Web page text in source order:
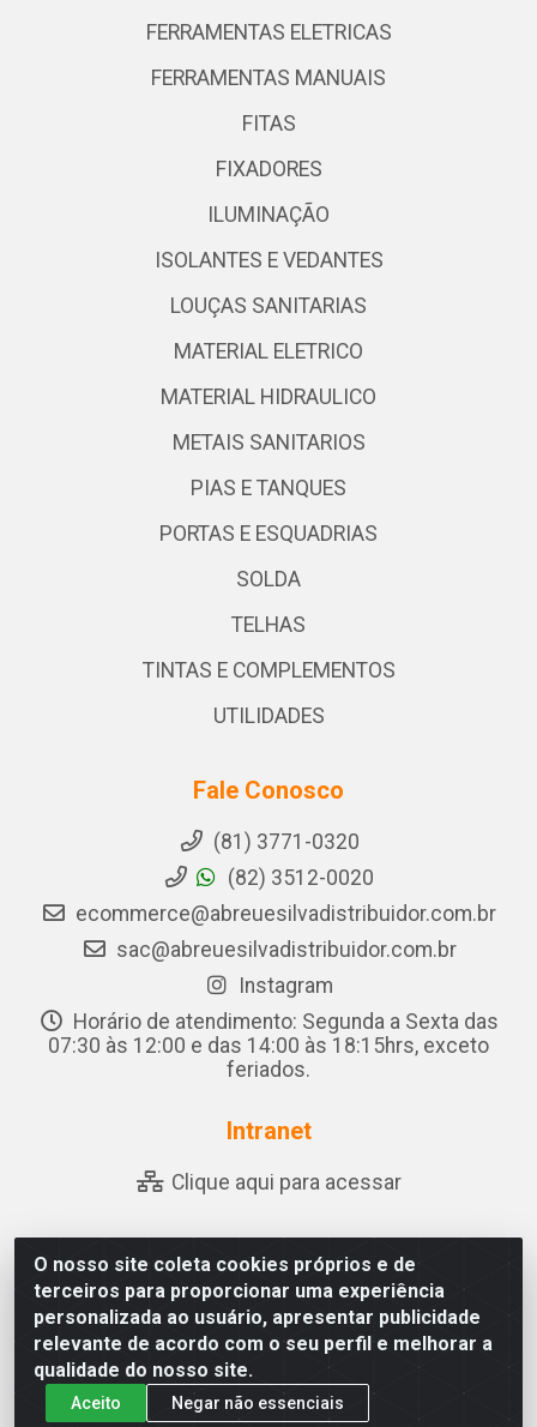
O nosso site coleta cookies próprios e de
terceiros para proporcionar uma experiência
personalizada ao usuário, apresentar publicidade
relevante de acordo com o seu perfil e melhorar a
qualidade do nosso site.
Aceito Negar não essenciais
FERRAMENTAS ELETRICAS
FERRAMENTAS MANUAIS
FITAS
FIXADORES
ILUMINAÇÃO
ISOLANTES E VEDANTES
LOUÇAS SANITARIAS
MATERIAL ELETRICO
MATERIAL HIDRAULICO
METAIS SANITARIOS
PIAS E TANQUES
PORTAS E ESQUADRIAS
SOLDA
TELHAS
TINTAS E COMPLEMENTOS
UTILIDADES
Fale Conosco
(81) 3771-0320
(82) 3512-0020
ecommerce@abreuesilvadistribuidor.com.br
sac@abreuesilvadistribuidor.com.br
Instagram
Horário de atendimento: Segunda a Sexta das
07:30 às 12:00 e das 14:00 às 18:15hrs, exceto
feriados.
Intranet
Clique aqui para acessar
Abreu & Silva - Rua Padre Jose de Souza Leite, 265 -
Ariado, Olho D'Água das Flores/AL - CEP 57.442-000 -
CNPJ 04.790.656/0001-06